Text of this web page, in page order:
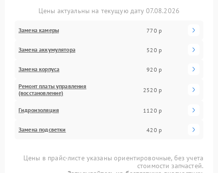
Цены актуальны на текущую дату 07.08.2026
Замена камеры 770 р
Замена аккумулятора 520 р
Замена корпуса 920 р
Ремонт платы управления
(восстановление)
2520 р
Гидроизоляция 1120 р
Замена подсветки 420 р
Цены в прайс-листе указаны ориентировочные, без учета
стоимости запчастей.